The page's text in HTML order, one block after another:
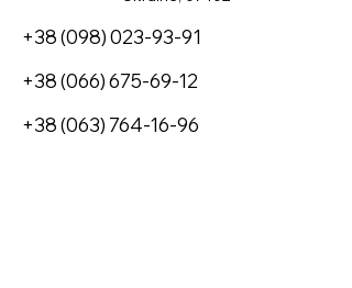
+38 (098) 023-93-91
+38 (066) 675-69-12
+38 (063) 764-16-96